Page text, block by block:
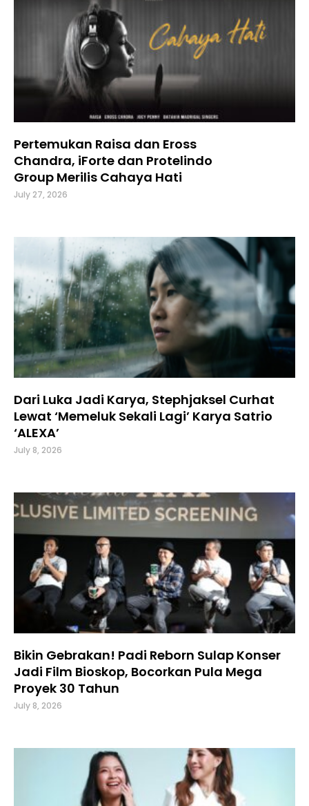
Pertemukan Raisa dan Eross
Chandra, iForte dan Protelindo
Group Merilis Cahaya Hati
July 27, 2026
Dari Luka Jadi Karya, Stephjaksel Curhat
Lewat ‘Memeluk Sekali Lagi’ Karya Satrio
‘ALEXA’
July 8, 2026
Bikin Gebrakan! Padi Reborn Sulap Konser
Jadi Film Bioskop, Bocorkan Pula Mega
Proyek 30 Tahun
July 8, 2026